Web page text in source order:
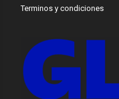
Terminos y condiciones